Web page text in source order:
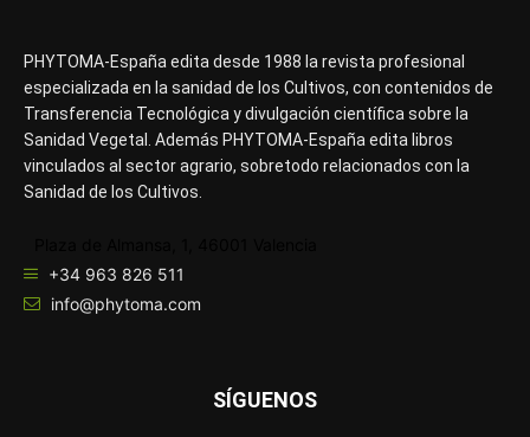
PHYTOMA-España edita desde 1988 la revista profesional
especializada en la sanidad de los Cultivos, con contenidos de
Transferencia Tecnológica y divulgación científica sobre la
Sanidad Vegetal. Además PHYTOMA-España edita libros
vinculados al sector agrario, sobretodo relacionados con la
Sanidad de los Cultivos.
+34 963 826 511
info@phytoma.com
SÍGUENOS